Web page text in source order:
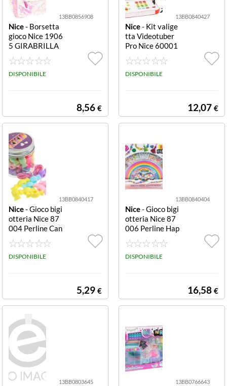
13BB0856908
Nice- Borsetta
gioco Nice 1906
5 GIRABRILLA
Zainetto Puffer
Zainetto Puffer
DISPONIBILE
8,56 €
13BB0840427
Nice- Kit valige
tta Videotuber
Pro Nice 60001
Kit valigetta Vid
eotuber Pro
DISPONIBILE
12,07 €
13BB0840417
Nice- Gioco bigi
otteria Nice 87
004 Perline Can
dy Assortito Per
line Candy
DISPONIBILE
5,29 €
13BB0840404
Nice- Gioco bigi
otteria Nice 87
006 Perline Hap
py Rainbow Ass
ortito Perline H
appy Rainbow
DISPONIBILE
16,58 €
13BB0803645 13BB0766643